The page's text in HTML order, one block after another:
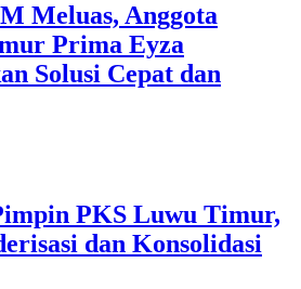
Meluas, Anggota
Prima Eyza
Solusi Cepat dan
PKS Luwu Timur,
dan Konsolidasi